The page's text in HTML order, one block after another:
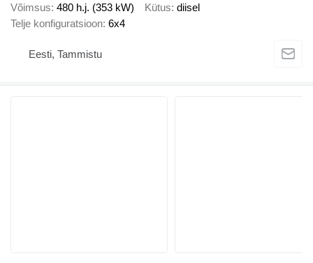
Võimsus 480 h.j. (353 kW) Kütus diisel
Telje konfiguratsioon 6x4
Eesti, Tammistu